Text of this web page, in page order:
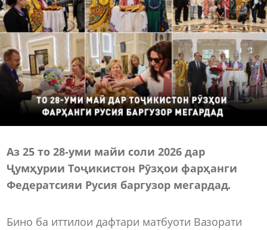
Аз 25 то 28-уми майи соли 2026 дар
Ҷумҳурии Тоҷикистон Рӯзҳои фарҳанги
Федератсияи Русия баргузор мегардад.
Бино ба иттилои дафтари матбуоти Вазорати